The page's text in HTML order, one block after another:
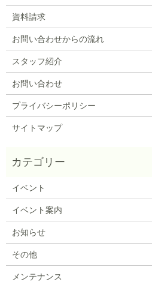
資料請求
お問い合わせからの流れ
スタッフ紹介
お問い合わせ
プライバシーポリシー
サイトマップ
イベント
イベント案内
お知らせ
その他
メンテナンス